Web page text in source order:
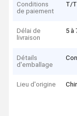
Conditions
de paiement
T/T
Délai de
livraison
5 à
Détails
d'emballage
Lieu d'origine